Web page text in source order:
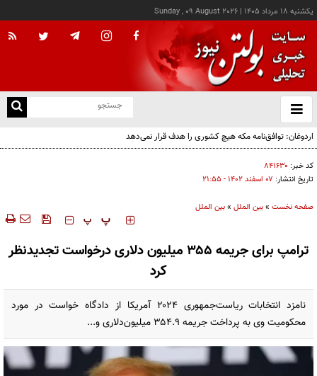
يکشنبه ۱۸ مرداد ۱۴۰۵ |
Sunday , 09 August 2026
باز
و
اردوغان: توافق‌نامه مکه هیچ کشوری را هدف قرار نمی‌دهد
کد خبر: ۸۴۱۶۳۰
تاریخ انتشار: ۰۷ اسفند ۱۴۰۲ - ۲۱:۵۵
صفحه نخست »بین الملل »بین الملل
‍‍‍ پ پ
ترامپ برای جریمه ۳۵۵ میلیون‌ دلاری درخواست تجدیدنظر
کرد
نامزد انتخابات ریاست‌جمهوری ۲۰۲۴ آمریکا از دادگاه خواست در مورد
محکومیت وی به پرداخت جریمه ۳۵۴.۹ میلیون‌دلاری و...